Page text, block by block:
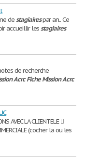
destagiairespar an.. Ce
accueillir lesstagiaires
de recherche
Acrc Fiche MissionAcrc
AVEC LA CLIENTELE 
(cocher la ou les